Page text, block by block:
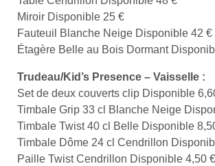
Miroir Disponible 25 €
Fauteuil Blanche Neige Disponible 42 €
Étagère Belle au Bois Dormant
Trudeau/Kid’s Presence – Vaisselle :
Set de deux couverts clip Disponible
Timbale Grip 33 cl Blanche Neige
Timbale Twist 40 cl Belle Disponible
Timbale Dôme 24 cl Cendrillon
Paille Twist Cendrillon Disponible 4,50 €